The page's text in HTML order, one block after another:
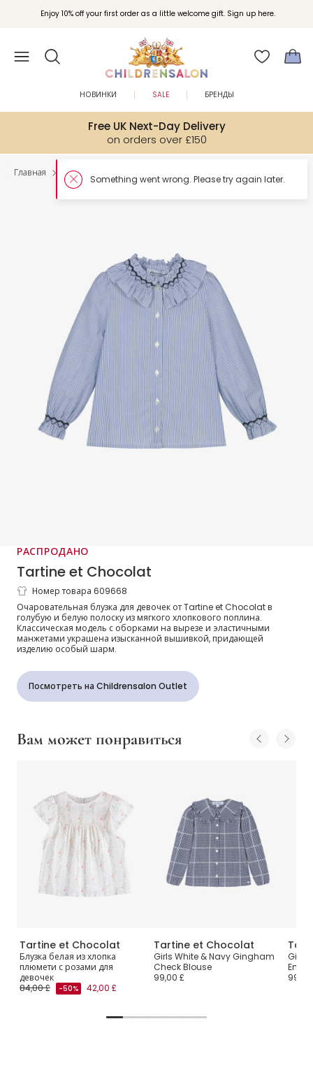
Enjoy 10% off your first order as a little welcome gift. Sign up here.
Free UK Next-Day Delivery
on orders over £150
НОВИНКИ SALE БРЕНДЫ
Главная Девочки
РАСПРОДАНО
Tartine et Chocolat
Блузка бело-голубая в полоску из хлопка
с оборками для девочек
Номер товара 609668
Очаровательная блузка для девочек от Tartine et Chocolat в
голубую и белую полоску из мягкого хлопкового поплина.
Классическая модель с оборками на вырезе и эластичными
манжетами украшена изысканной вышивкой, придающей
изделию особый шарм.
Посмотреть на Childrensalon Outlet
Вам может понравиться
Tartine et Chocolat
Блузка белая из хлопка
плюмети с розами для
девочек
84,00 £
-50% 42,00 £
Tartine et Chocolat
Girls White & Navy Gingham
Check Blouse
99,00 £
Girls
99,00
Something